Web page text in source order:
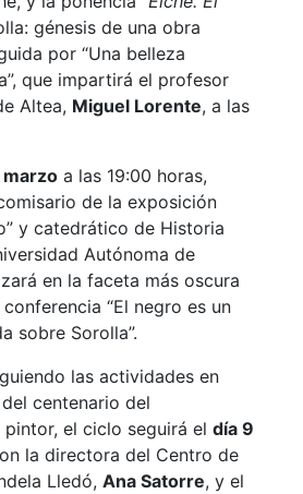
génesis de una obra
por “Una belleza
que impartirá el profesor
Altea, Miguel Lorente, a las
marzo a las 19:00 horas,
de la exposición
y catedrático de Historia
Autónoma de
en la faceta más oscura
“El negro es un
sobre Sorolla”.
las actividades en
centenario del
el ciclo seguirá el día 9
la directora del Centro de
Lledó, Ana Satorre, y el